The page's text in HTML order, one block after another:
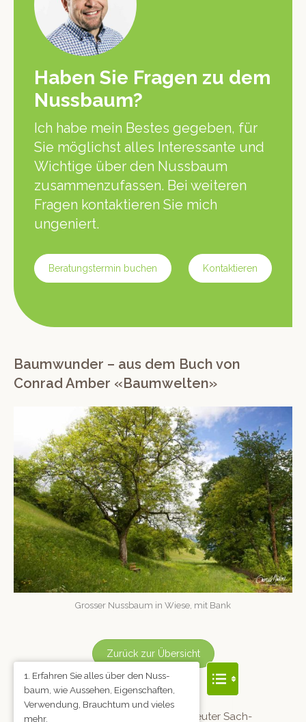
Haben Sie Fra­gen zu dem
Nussbaum?
Ich habe mein Bestes gegeben, für
Sie möglichst alles Inter­es­sante und
Wichtige über den Nuss­baum
zusam­men­z­u­fassen. Bei weit­eren
Fra­gen kon­tak­tieren Sie mich
ungeniert.
Beratung­ster­min buchen Kon­tak­tieren
Baumwunder – aus dem Buch von
Conrad Amber «Baumwelten»
Gross­er Nuss­baum in Wiese, mit Bank
Zurück zur Übersicht
Tex­tquellen:
-© Bäume für die Seele, Ueber­reuter Sach­
Erfahren Sie alles über den Nuss­
baum, wie Ausse­hen, Eigen­schaften,
Ver­wen­dung, Brauch­tum und vieles
mehr.